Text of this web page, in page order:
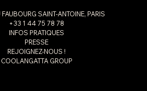
SAINT-ANTOINE, PARIS
+33 1 44 75 78 78
INFOS PRATIQUES
PRESSE
REJOIGNEZ-NOUS !
COOLANGATTA GROUP